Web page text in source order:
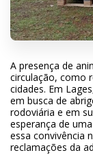
A presença de
circulação, como
cidades. Em
em busca de
rodoviária e em
esperança de
essa convivência
reclamações da